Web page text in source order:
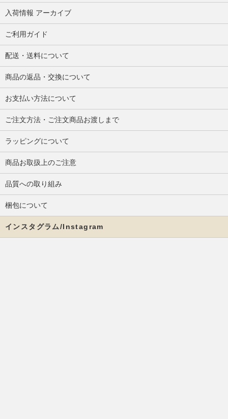
入荷情報 アーカイブ
ご利用ガイド
配送・送料について
商品の返品・交換について
お支払い方法について
ご注文方法・ご注文商品お渡しまで
ラッピングについて
商品お取扱上のご注意
品質への取り組み
梱包について
インスタグラム/Instagram